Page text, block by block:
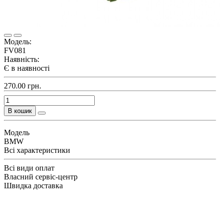
Модель:
FV081
Наявність:
Є в наявності
270.00 грн.
В кошик
Модель
BMW
Всі характеристики
Всі види оплат
Власний сервіс-центр
Швидка доставка